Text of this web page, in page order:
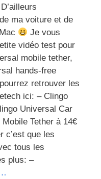
ma voiture et de
Je vous
vidéo test pour
mobile tether,
hands-free
retrouver les
ici: – Clingo
Universal Car
Tether à 14€
c’est que les
tous les
plus: –